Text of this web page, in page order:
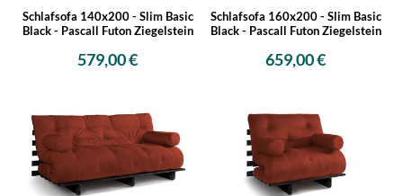
Schlafsofa 140x200 - Slim Basic
Black - Pascall Futon Ziegelstein
579,00 €
Schlafsofa 160x200 - Slim Basic
Black - Pascall Futon Ziegelstein
659,00 €